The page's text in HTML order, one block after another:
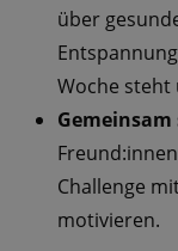
über
Woche
Challenge
motivieren.